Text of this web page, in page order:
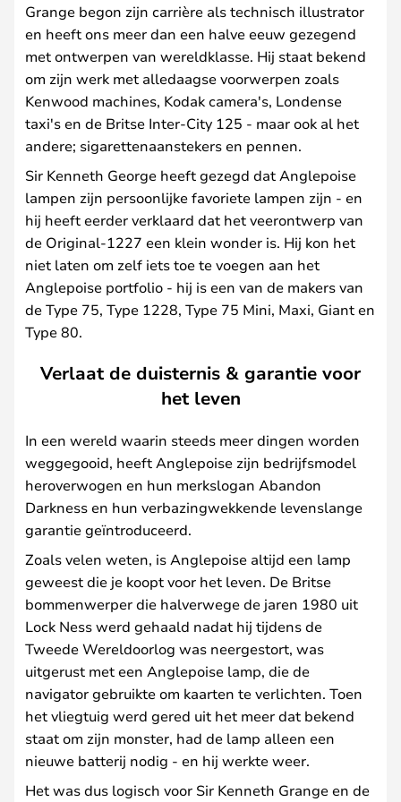
Grange begon zijn carrière als technisch illustrator
en heeft ons meer dan een halve eeuw gezegend
met ontwerpen van wereldklasse. Hij staat bekend
om zijn werk met alledaagse voorwerpen zoals
Kenwood machines, Kodak camera's, Londense
taxi's en de Britse Inter-City 125 - maar ook al het
andere; sigarettenaanstekers en pennen.
Sir Kenneth George heeft gezegd dat Anglepoise
lampen zijn persoonlijke favoriete lampen zijn - en
hij heeft eerder verklaard dat het veerontwerp van
de Original-1227 een klein wonder is. Hij kon het
niet laten om zelf iets toe te voegen aan het
Anglepoise portfolio - hij is een van de makers van
de Type 75, Type 1228, Type 75 Mini, Maxi, Giant en
Type 80.
Verlaat de duisternis & garantie voor
het leven
In een wereld waarin steeds meer dingen worden
weggegooid, heeft Anglepoise zijn bedrijfsmodel
heroverwogen en hun merkslogan Abandon
Darkness en hun verbazingwekkende levenslange
garantie geïntroduceerd.
Zoals velen weten, is Anglepoise altijd een lamp
geweest die je koopt voor het leven. De Britse
bommenwerper die halverwege de jaren 1980 uit
Lock Ness werd gehaald nadat hij tijdens de
Tweede Wereldoorlog was neergestort, was
uitgerust met een Anglepoise lamp, die de
navigator gebruikte om kaarten te verlichten. Toen
het vliegtuig werd gered uit het meer dat bekend
staat om zijn monster, had de lamp alleen een
nieuwe batterij nodig - en hij werkte weer.
Het was dus logisch voor Sir Kenneth Grange en de